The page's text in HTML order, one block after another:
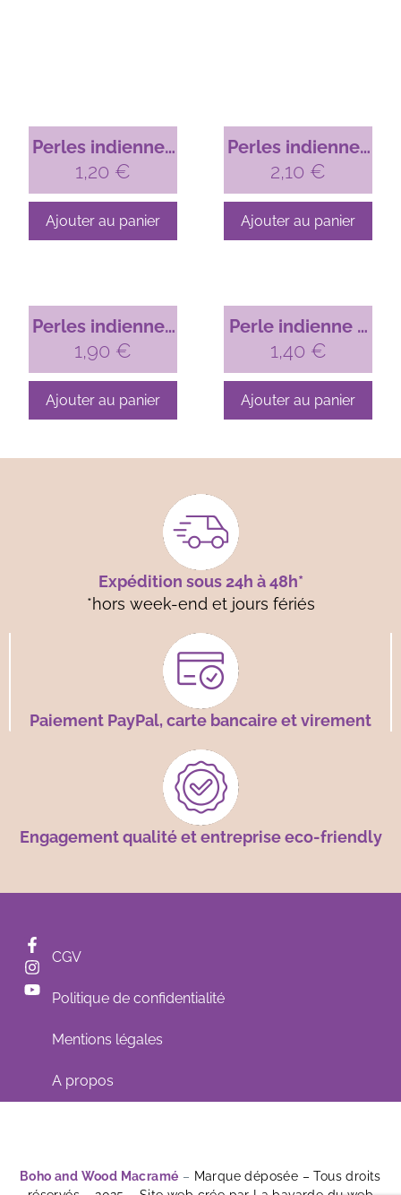
Perles indiennes
– ronde, verte
1,20 €
Ajouter au panier
Perles indiennes
– tube, marron
2,10 €
Ajouter au panier
Perles indiennes
– hexagone,
noire
1,90 €
Ajouter au panier
Perle indienne –
cylindre, rose
pâle
1,40 €
Ajouter au panier
Expédition sous 24h à 48h*
*hors week-end et jours fériés
Paiement PayPal, carte bancaire et virement
Engagement qualité et entreprise eco-friendly
CGV
Politique de confidentialité
Mentions légales
A propos
Boho and Wood Macramé – Marque déposée – Tous droits